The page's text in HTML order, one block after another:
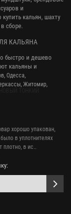
ТОНКИЙ
хорошо упакован,
в уплотнителях
плотно, в ис..
и
кальян, шахту
сборе.
КАЛЬЯНА
быстро и дешево
кальяны и
Одесса,
Житомир,